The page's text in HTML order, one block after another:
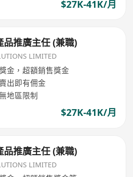
$27K-41K/月
品推廣主任 (兼職)
LIMITED
金，超額銷售獎金
出即有佣金
地區限制
$27K-41K/月
品推廣主任 (兼職)
LIMITED